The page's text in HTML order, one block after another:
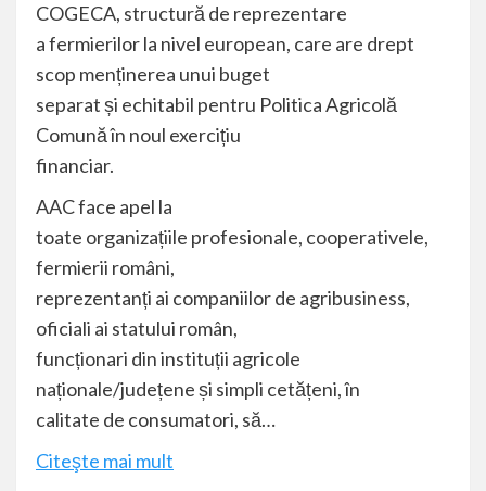
COGECA, structură de reprezentare
a fermierilor la nivel european, care are drept
scop menținerea unui buget
separat și echitabil pentru Politica Agricolă
Comună în noul exercițiu
financiar.
AAC face apel la
toate organizațiile profesionale, cooperativele,
fermierii români,
reprezentanți ai companiilor de agribusiness,
oficiali ai statului român,
funcționari din instituții agricole
naționale/județene și simpli cetățeni, în
calitate de consumatori, să…
Citeşte mai mult